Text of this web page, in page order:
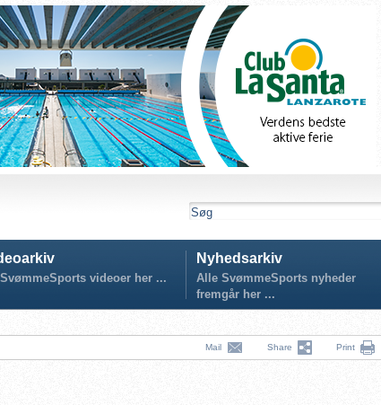
videoer her ...
Nyhedsarkiv
Alle SvømmeSports nyheder
fremgår her ...
Mail Share Print